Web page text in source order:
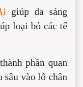
giúp da sáng
loại bỏ các tế
phần quan
sâu vào lỗ chân